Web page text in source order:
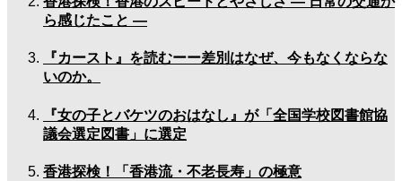
ら感じたこと —
『カースト』を読むーー差別はなぜ、今もなくならな
いのか。
『女の子とバケツのおはなし』が「全国学校図書館協
議会選定図書」に選定
香港探検！「香港流・不老長寿」の極意